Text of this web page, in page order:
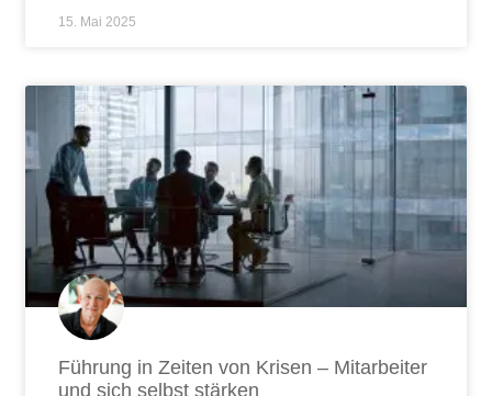
15. Mai 2025
Führung in Zeiten von Krisen – Mitarbeiter
und sich selbst stärken